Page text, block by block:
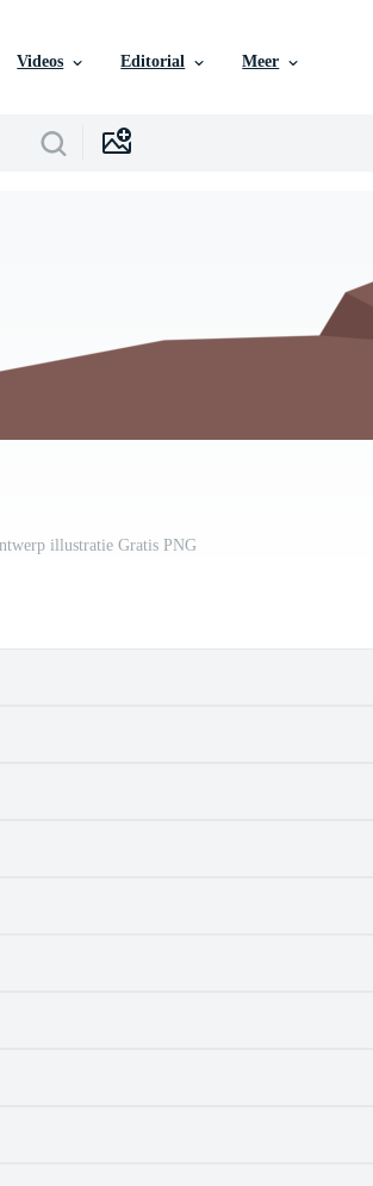
Videos Editorial Meer
illustratie Gratis PNG